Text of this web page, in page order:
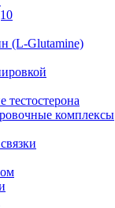
(L-Glutamine)
комплексы